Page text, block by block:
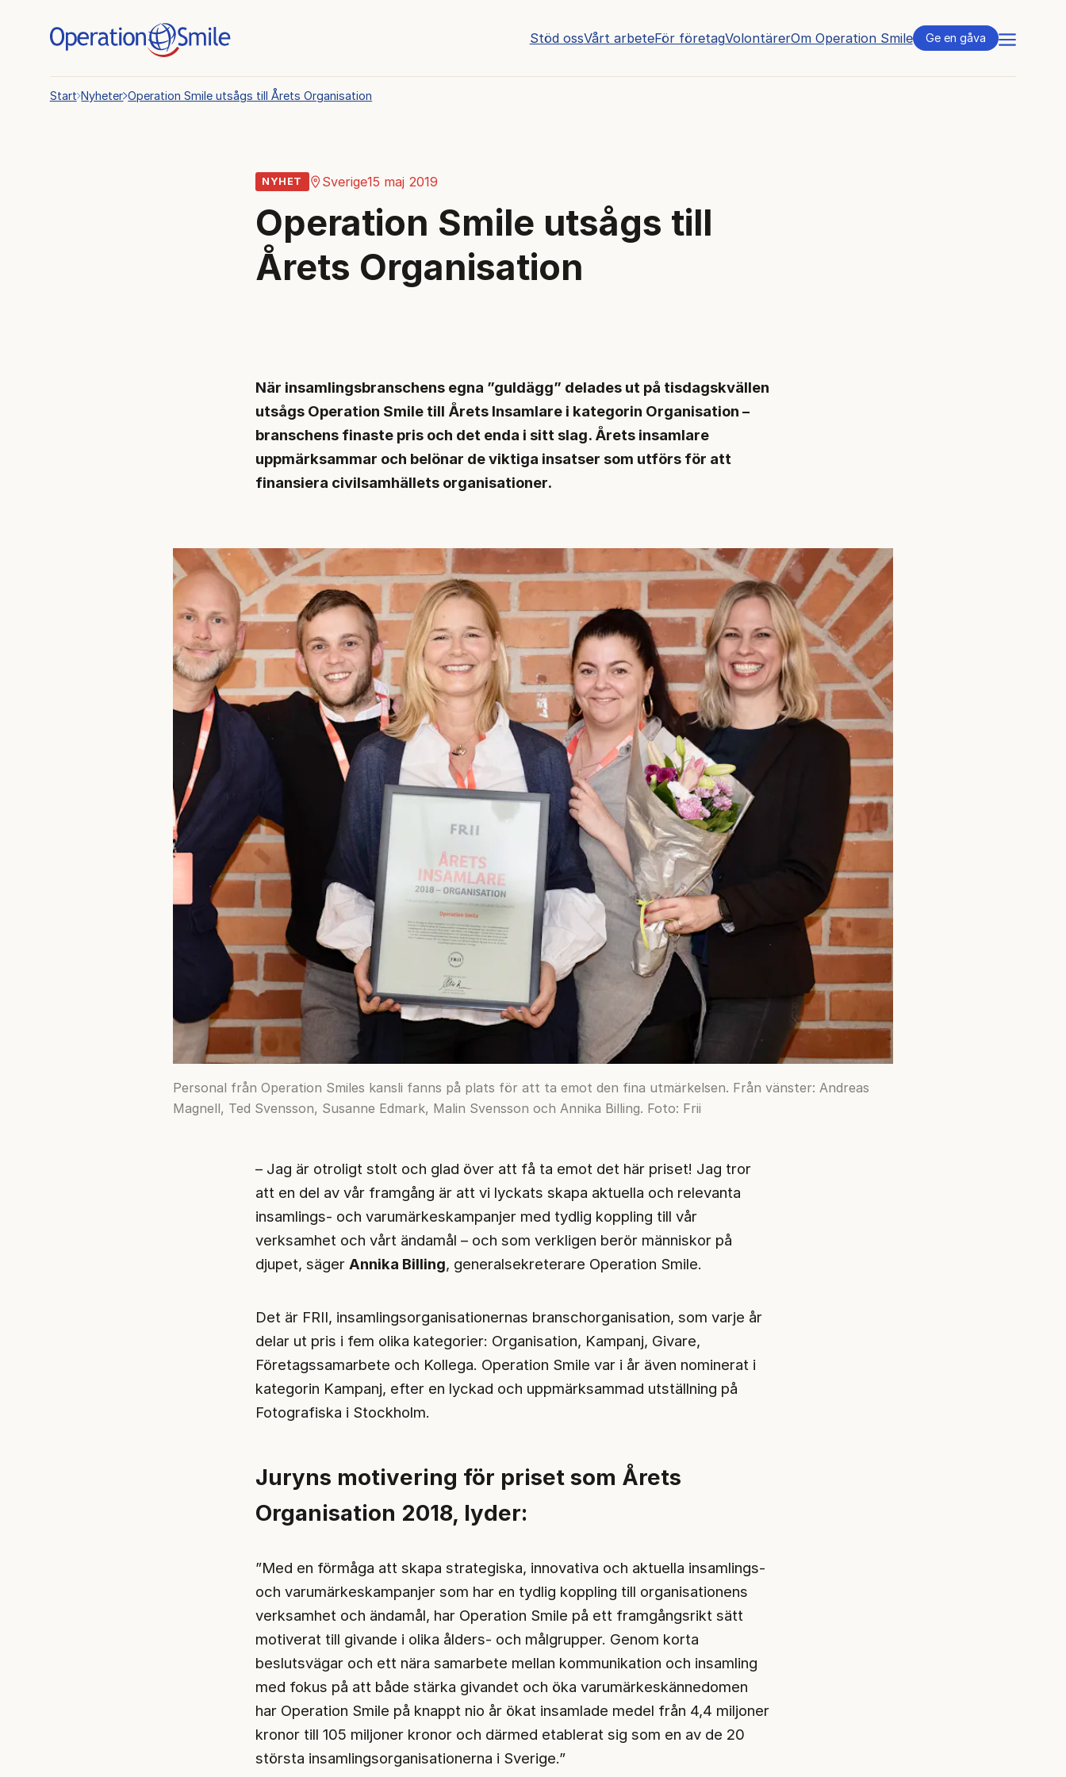
Stöd ossVårt arbeteFör företagVolontärerOm Operation Smile Ge en gåva
Start Nyheter Operation Smile utsågs till Årets Organisation
Operation Smile utsågs till
Årets Organisation
NYHET Sverige15 maj 2019
När insamlingsbranschens egna ”guldägg” delades ut på tisdagskvällen
utsågs Operation Smile till Årets Insamlare i kategorin Organisation –
branschens finaste pris och det enda i sitt slag. Årets insamlare
uppmärksammar och belönar de viktiga insatser som utförs för att
finansiera civilsamhällets organisationer.
Personal från Operation Smiles kansli fanns på plats för att ta emot den fina utmärkelsen. Från vänster: Andreas
Magnell, Ted Svensson, Susanne Edmark, Malin Svensson och Annika Billing. Foto: Frii
– Jag är otroligt stolt och glad över att få ta emot det här priset! Jag tror
att en del av vår framgång är att vi lyckats skapa aktuella och relevanta
insamlings- och varumärkeskampanjer med tydlig koppling till vår
verksamhet och vårt ändamål – och som verkligen berör människor på
djupet, säger Annika Billing, generalsekreterare Operation Smile.
Det är FRII, insamlingsorganisationernas branschorganisation, som varje år
delar ut pris i fem olika kategorier: Organisation, Kampanj, Givare,
Företagssamarbete och Kollega. Operation Smile var i år även nominerat i
kategorin Kampanj, efter en lyckad och uppmärksammad utställning på
Fotografiska i Stockholm.
Juryns motivering för priset som Årets
Organisation 2018, lyder:
”Med en förmåga att skapa strategiska, innovativa och aktuella insamlings-
och varumärkeskampanjer som har en tydlig koppling till organisationens
verksamhet och ändamål, har Operation Smile på ett framgångsrikt sätt
motiverat till givande i olika ålders- och målgrupper. Genom korta
beslutsvägar och ett nära samarbete mellan kommunikation och insamling
med fokus på att både stärka givandet och öka varumärkeskännedomen
har Operation Smile på knappt nio år ökat insamlade medel från 4,4 miljoner
kronor till 105 miljoner kronor och därmed etablerat sig som en av de 20
största insamlingsorganisationerna i Sverige.”